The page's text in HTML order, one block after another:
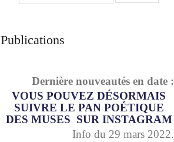
Publications
Dernière nouveautés en date :
VOUS POUVEZ DÉSORMAIS
SUIVRE LE PAN POÉTIQUE
DES MUSES SUR INSTAGRAM
Info du 29 mars 2022.